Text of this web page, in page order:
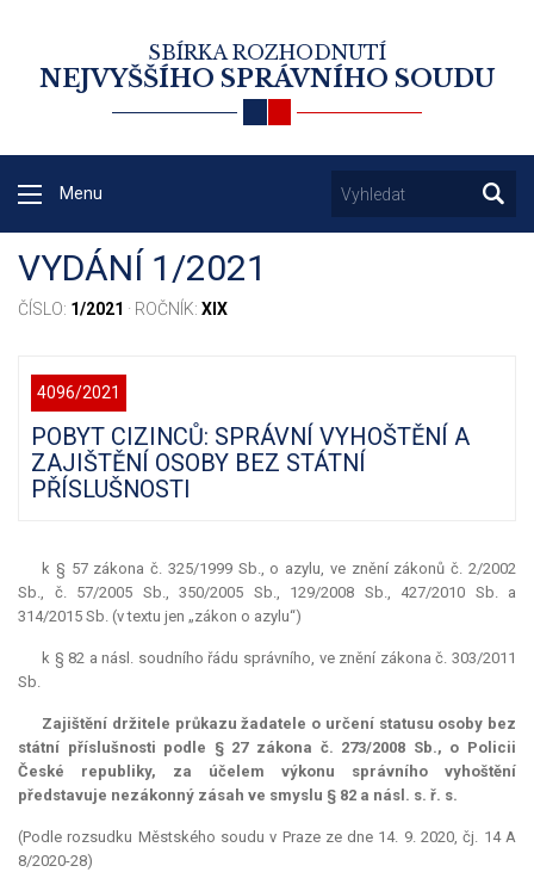
SBÍRKA ROZHODNUTÍ
NEJVYŠŠÍHO SPRÁVNÍHO SOUDU
Menu
VYDÁNÍ 1/2021
ČÍSLO: 1/2021 · ROČNÍK: XIX
4096/2021
POBYT CIZINCŮ: SPRÁVNÍ VYHOŠTĚNÍ A
ZAJIŠTĚNÍ OSOBY BEZ STÁTNÍ
PŘÍSLUŠNOSTI
k § 57 zákona č. 325/1999 Sb., o azylu, ve znění zákonů č. 2/2002
Sb., č. 57/2005 Sb., 350/2005 Sb., 129/2008 Sb., 427/2010 Sb. a
314/2015 Sb. (v textu jen „zákon o azylu“)
k § 82 a násl. soudního řádu správního, ve znění zákona č. 303/2011
Sb.
Zajištění držitele průkazu žadatele o určení statusu osoby bez
státní příslušnosti podle § 27 zákona č. 273/2008 Sb., o Policii
České republiky, za účelem výkonu správního vyhoštění
představuje nezákonný zásah ve smyslu § 82 a násl. s. ř. s.
(Podle rozsudku Městského soudu v Praze ze dne 14. 9. 2020, čj. 14 A
8/2020-28)